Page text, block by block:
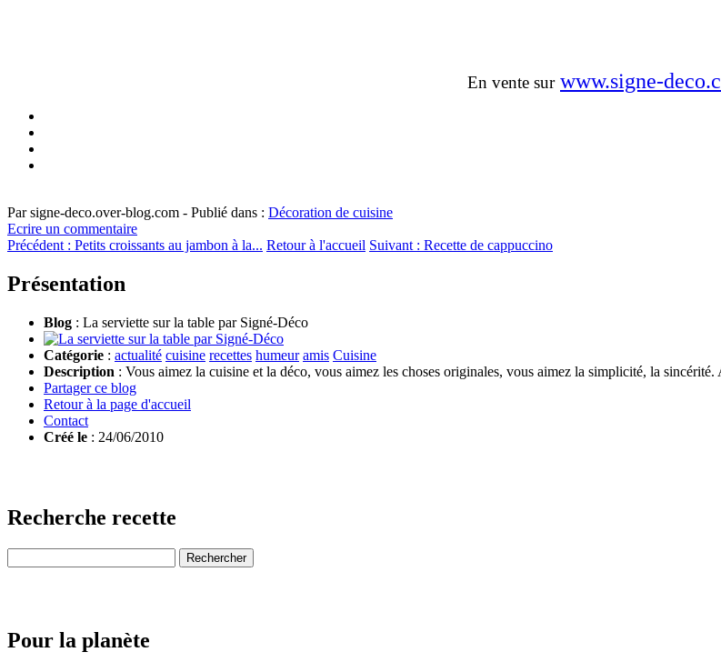
En vente sur www.signe-
Par signe-deco.over-blog.com - Publié dans : Décoration de cuisine
Ecrire un commentaire
Précédent : Petits croissants au jambon à la... Retour à l'accueil Suivant : Recette de cappuccino
Présentation
Blog : La serviette sur la table par Signé-Déco
Catégorie : actualité cuisine recettes humeur amis Cuisine
Description : Vous aimez la cuisine et la déco, vous aimez les choses originales, vous aimez la simplicité, la
Partager ce blog
Retour à la page d'accueil
Contact
Créé le : 24/06/2010
Recherche recette
Pour la planète